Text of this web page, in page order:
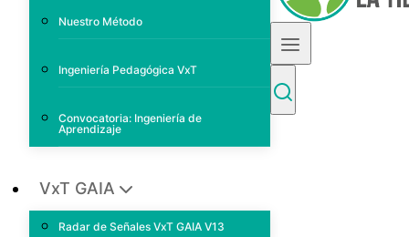
Nuestro Método
Ingeniería Pedagógica VxT
Convocatoria: Ingeniería de
Aprendizaje
VxT GAIA
Radar de Señales VxT GAIA V13